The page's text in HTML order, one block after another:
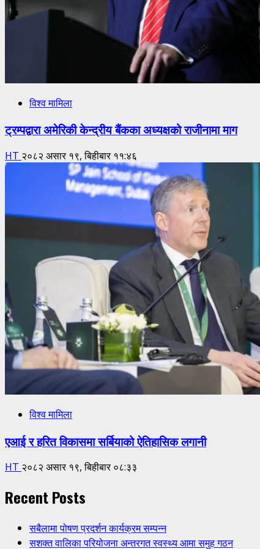
विश्व मामिला
ट्रम्पद्वारा अमेरिकी केन्द्रीय बैंकका अध्यक्षको राजीनामा माग
HT २०८२ असार १९, बिहीबार ११:४६
विश्व मामिला
एआई र हरित विकासमा सर्बियाको ऐतिहासिक लगानी
HT २०८२ असार १९, बिहीबार ०८:३३
Recent Posts
सबैलामा पोषण प्रदर्शन कार्यक्रम सम्पन्न
सशक्त वालिका परियोजना अन्तरगत स्वस्थ्य आमा समुह गठन